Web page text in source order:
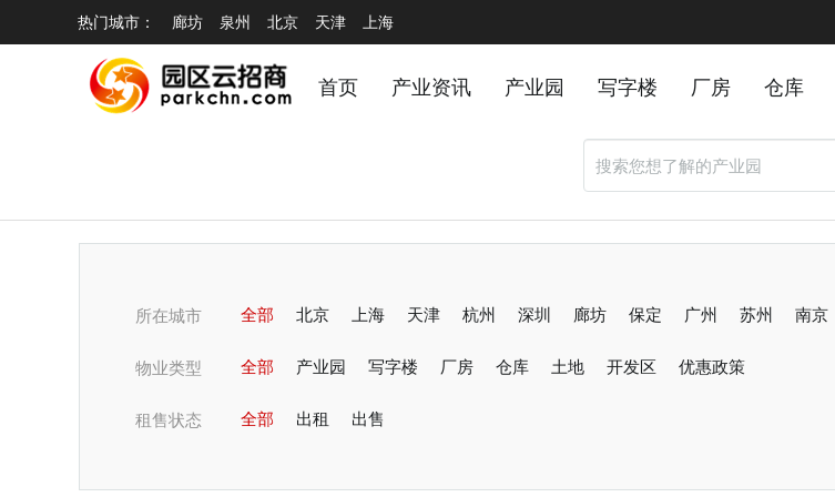
热门城市： 廊坊 泉州 北京 天津 上海
首页 产业资讯 产业园 写字楼 厂房 仓库
所在城市 全部 北京 上海 天津 杭州 深圳 廊坊 保定 广州 苏州 南京
潍坊 青岛 烟台 无锡 蚌埠 东莞 烟台 佛山 沧州 唐山
淄博 郑州 开封
物业类型 全部 产业园 写字楼 厂房 仓库 土地 开发区 优惠政策
租售状态 全部 出租 出售